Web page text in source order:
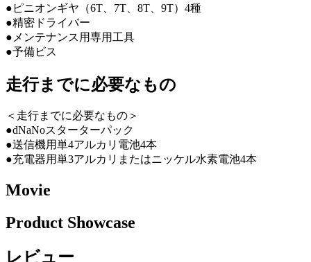
●ピニオンギヤ（6T、7T、8T、9T）4種
●精密ドライバー
●メンテナンス用専用工具
●予備ビス
走行までに必要なもの
＜走行までに必要なもの＞
●dNaNoスターターパック
●送信機用単4アルカリ電池4本
●充電器用単3アルカリまたはニッケル水素電池4本
Movie
Product Showcase
レビュー